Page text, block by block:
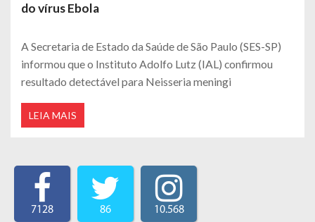
do vírus Ebola
A Secretaria de Estado da Saúde de São Paulo (SES-SP)
informou que o Instituto Adolfo Lutz (IAL) confirmou
resultado detectável para Neisseria meningi
LEIA MAIS
7128 86 10.568